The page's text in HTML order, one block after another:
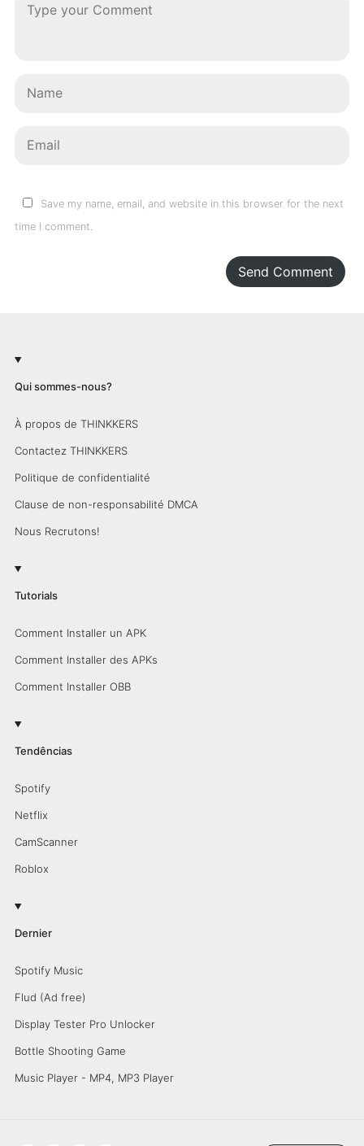
Save my name, email, and website in this browser for the next
time I comment.
Send Comment
Qui sommes-nous?
À propos de THINKKERS
Contactez THINKKERS
Politique de confidentialité
Clause de non-responsabilité DMCA
Nous Recrutons!
Tutorials
Comment Installer un APK
Comment Installer des APKs
Comment Installer OBB
Tendências
Spotify
Netflix
CamScanner
Roblox
Dernier
Spotify Music
Flud (Ad free)
Display Tester Pro Unlocker
Bottle Shooting Game
Music Player - MP4, MP3 Player